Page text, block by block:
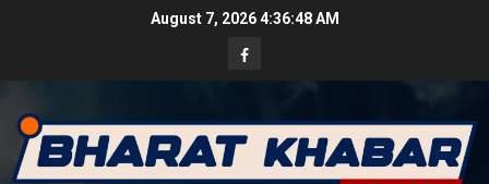
August 7, 20264:36:49 AM
Facebook